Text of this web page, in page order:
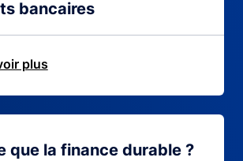
bancaires
plus
que la finance durable ?